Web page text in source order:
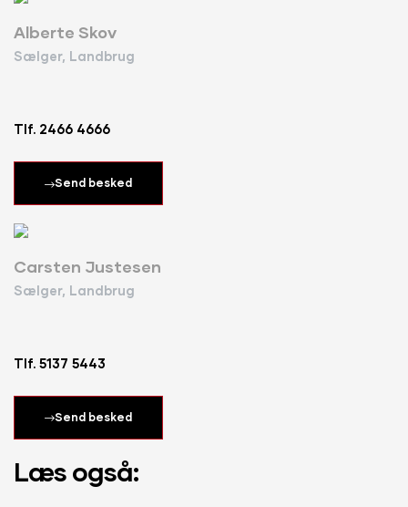
Alberte Skov
Sælger, Landbrug
Tlf. 2466 4666
Send besked
Carsten Justesen
Sælger, Landbrug
Tlf. 5137 5443
Send besked
Læs også: